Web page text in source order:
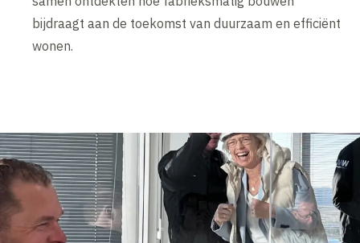
bijdraagt aan de toekomst van duurzaam en efficiënt
wonen.